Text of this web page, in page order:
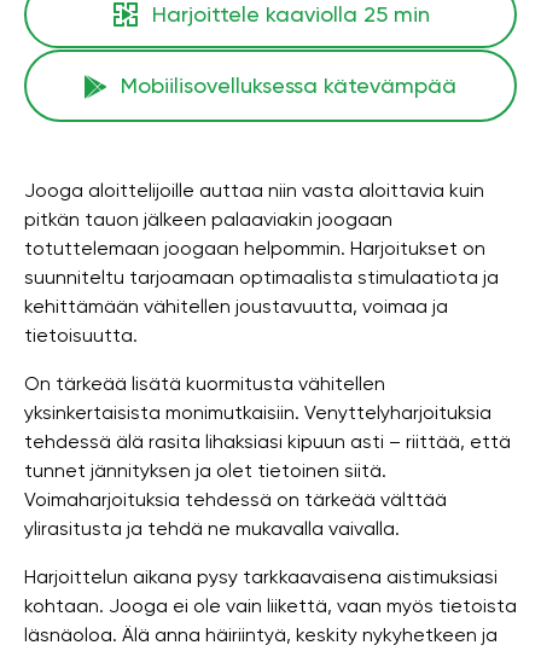
Harjoittele kaaviolla 25 min
Mobiilisovelluksessa kätevämpää
Jooga aloittelijoille auttaa niin vasta aloittavia kuin
pitkän tauon jälkeen palaaviakin joogaan
totuttelemaan joogaan helpommin. Harjoitukset on
suunniteltu tarjoamaan optimaalista stimulaatiota ja
kehittämään vähitellen joustavuutta, voimaa ja
tietoisuutta.
On tärkeää lisätä kuormitusta vähitellen
yksinkertaisista monimutkaisiin. Venyttelyharjoituksia
tehdessä älä rasita lihaksiasi kipuun asti – riittää, että
tunnet jännityksen ja olet tietoinen siitä.
Voimaharjoituksia tehdessä on tärkeää välttää
ylirasitusta ja tehdä ne mukavalla vaivalla.
Harjoittelun aikana pysy tarkkaavaisena aistimuksiasi
kohtaan. Jooga ei ole vain liikettä, vaan myös tietoista
läsnäoloa. Älä anna häiriintyä, keskity nykyhetkeen ja